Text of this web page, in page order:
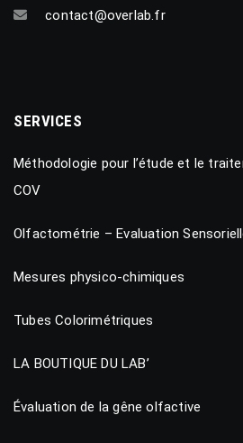
contact@overlab.fr
SERVICES
Méthodologie pour l’étude et le
COV
Olfactométrie – Evaluation
Mesures physico-chimiques
Tubes Colorimétriques
LA BOUTIQUE DU LAB’
Évaluation de la gêne olfactive